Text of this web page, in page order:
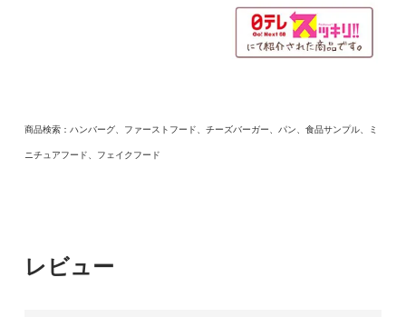
商品検索：ハンバーグ、ファーストフード、チーズバーガー、パン、食品サンプル、ミ
ニチュアフード、フェイクフード
レビュー
3,600円(内税)